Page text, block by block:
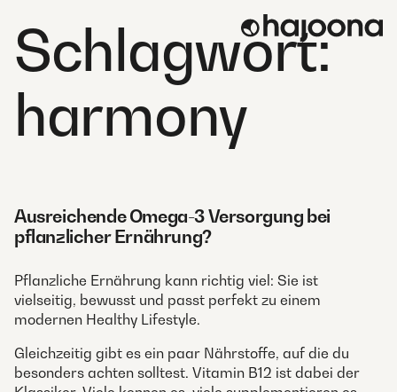
content
Schlagwort:
harmony
Ausreichende Omega-3 Versorgung bei
pflanzlicher Ernährung?
Pflanzliche Ernährung kann richtig viel: Sie ist
vielseitig, bewusst und passt perfekt zu einem
modernen Healthy Lifestyle.
Gleichzeitig gibt es ein paar Nährstoffe, auf die du
besonders achten solltest. Vitamin B12 ist dabei der